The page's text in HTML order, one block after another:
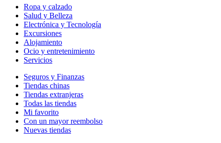
Ropa y calzado
Salud y Belleza
Electrónica y Tecnología
Excursiones
Alojamiento
Ocio y entretenimiento
Servicios
Seguros y Finanzas
Tiendas chinas
Tiendas extranjeras
Todas las tiendas
Mi favorito
Con un mayor reembolso
Nuevas tiendas